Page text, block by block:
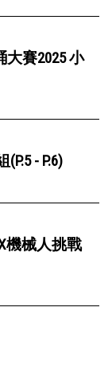
賽2025 小
- P.6)
機械人挑戰